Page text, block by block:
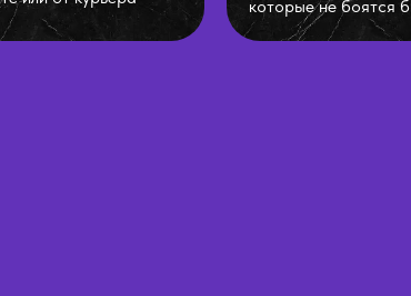
которые не боятся